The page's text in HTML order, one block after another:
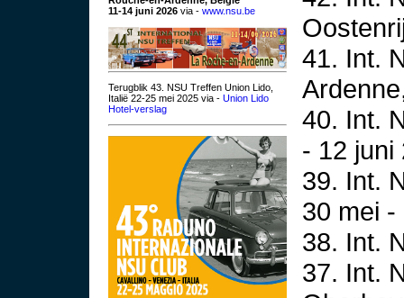
11-14 juni 2026 via - www.nsu.be
Terugblik 43. NSU Treffen Union Lido,
Italië 22-25 mei 2025 via - Union Lido
Hotel-verslag
41. Int.
40. Int.
- 12 juni
39. Int.
30 mei -
38. Int.
37. Int.